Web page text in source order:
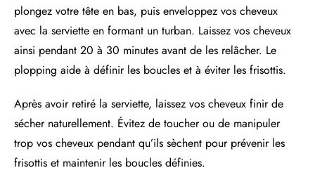
plongez votre tête en bas, puis enveloppez vos cheveux
avec la serviette en formant un turban. Laissez vos cheveux
ainsi pendant 20 à 30 minutes avant de les relâcher. Le
plopping aide à définir les boucles et à éviter les frisottis.
Après avoir retiré la serviette, laissez vos cheveux finir de
sécher naturellement. Évitez de toucher ou de manipuler
trop vos cheveux pendant qu’ils sèchent pour prévenir les
frisottis et maintenir les boucles définies.